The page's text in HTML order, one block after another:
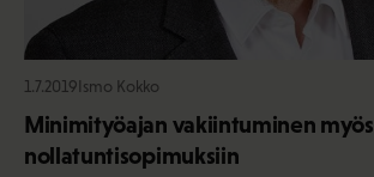
1.7.2019Ismo Kokko
Minimityöajan vakiintuminen myös
nollatuntisopimuksiin